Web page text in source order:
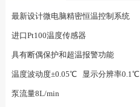
最新设计微电脑精密恒温控制系统
进口Pt100温度传感器
具有断偶保护和超温报警功能
温度波动度±0.05℃ 显示分辨率0.1℃
泵流量8L/min